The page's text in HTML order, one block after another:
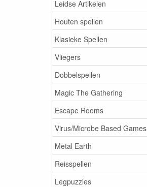
Leidse Artikelen
Houten spellen
Klasieke Spellen
Vliegers
Dobbelspellen
Magic The Gathering
Escape Rooms
Virus/Microbe Based Games
Metal Earth
Reisspellen
Legpuzzles